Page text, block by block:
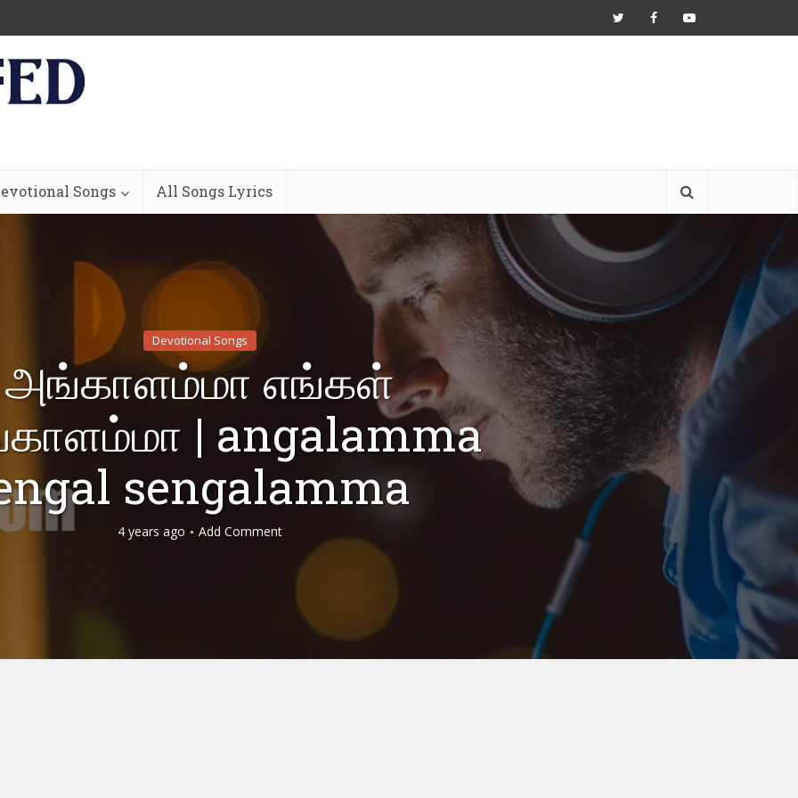
Songs All Songs Lyrics
Devotional Songs
அங்காளம்மா எங்கள்
| angalamma
sengalamma
4 years ago Add Comment